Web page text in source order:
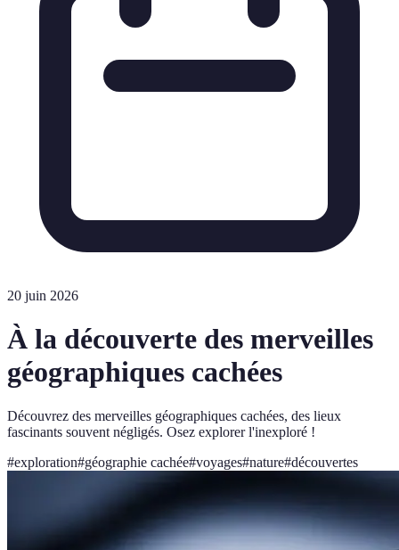
20 juin 2026
À la découverte des merveilles
géographiques cachées
Découvrez des merveilles géographiques cachées, des lieux
fascinants souvent négligés. Osez explorer l'inexploré !
#exploration#géographie cachée#voyages#nature#découvertes